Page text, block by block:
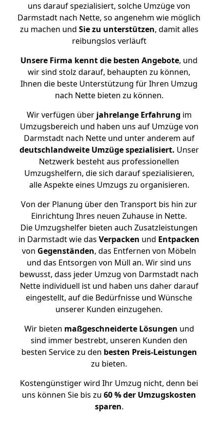
uns darauf spezialisiert, solche Umzüge von
Darmstadt nach Nette, so angenehm wie möglich
zu machen und Sie zu unterstützen, damit alles
reibungslos verläuft
Unsere Firma kennt die besten Angebote, und
wir sind stolz darauf, behaupten zu können,
Ihnen die beste Unterstützung für Ihren Umzug
nach Nette bieten zu können.
Wir verfügen überjahrelange Erfahrung im
Umzugsbereich und haben uns auf Umzüge von
Darmstadt nach Nette und unter anderem auf
deutschlandweite Umzüge spezialisiert. Unser
Netzwerk besteht aus professionellen
Umzugshelfern, die sich darauf spezialisieren,
alle Aspekte eines Umzugs zu organisieren.
Von der Planung über den Transport bis hin zur
Einrichtung Ihres neuen Zuhause in Nette.
Die Umzugshelfer bieten auch Zusatzleistungen
in Darmstadt wie das Verpacken und Entpacken
von Gegenständen, das Entfernen von Möbeln
und das Entsorgen von Müll an. Wir sind uns
bewusst, dass jeder Umzug von Darmstadt nach
Nette individuell ist und haben uns daher darauf
eingestellt, auf die Bedürfnisse und Wünsche
unserer Kunden einzugehen.
Wir bieten maßgeschneiderte Lösungen und
sind immer bestrebt, unseren Kunden den
besten Service zu den besten Preis-Leistungen
zu bieten.
Kostengünstiger wird Ihr Umzug nicht, denn bei
uns können Sie bis zu 60 % der Umzugskosten
sparen.